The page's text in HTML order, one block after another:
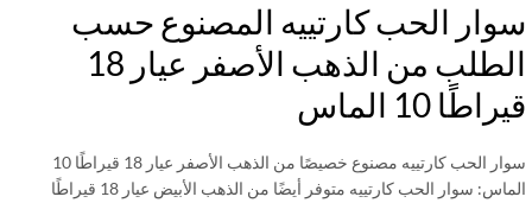
الحب كارتييه المصنوع حسب
الطلب من الذهب الأصفر عيار 18
10 الماس
سوار الحب كارتييه مصنوع خصيصًا من الذهب الأصفر عيار 18 قيراطًا 10
الماس: سوار الحب كارتييه متوفر أيضًا من الذهب الأبيض عيار 18 قيراطًا